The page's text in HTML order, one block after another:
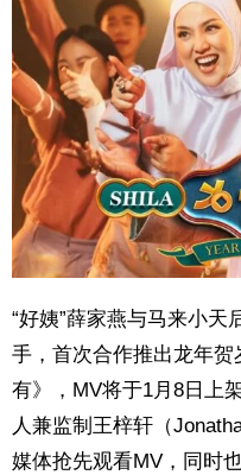
“好姨”薛家燕与马来小天
手，首次合作推出龙年贺
有》，MV将于1月8日上
人兼监制王梓轩（
媒体抢先观看MV，同时